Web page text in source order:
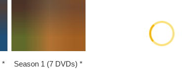
Season 1 (7 DVDs)